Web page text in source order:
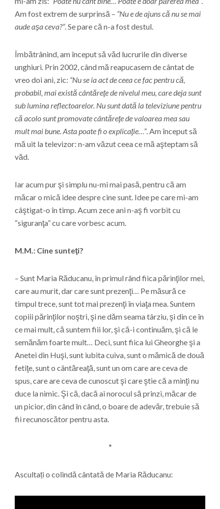
Am fost extrem de surprinsă – “Nu e de ajuns că nu se mai
aude aşa ceva?”. Se pare că n-a fost destul.
Îmbătrânind, am început să văd lucrurile din diverse
unghiuri. Prin 2002, când mă reapucasem de cântat de
vreo doi ani, zic: “Nu se ia act de ceea ce fac pentru că,
probabil, mai există cântăreţe de nivelul meu, care deja sunt
sub lumina reflectoarelor. Nu sunt dată la televiziune pentru
că acolo sunt promovate cântăreţe de valoarea mea sau
mult mai bune. Asta poate fi o explicaţie…”. Am început să
mă uit la televizor: n-am văzut ceea ce mă aşteptam să
văd.
Iar acum pur şi simplu nu-mi mai pasă, pentru că am
măcar o mică idee despre cine sunt. Idee pe care mi-am
câştigat-o în timp. Acum zece ani n-aş fi vorbit cu
“siguranţa” cu care vorbesc acum.
M.M.: Cine sunteţi?
– Sunt Maria Răducanu, în primul rând fiica părinţilor mei,
care au murit, dar care sunt prezenţi… Pe măsură ce
timpul trece, sunt tot mai prezenţi în viaţa mea. Suntem
copiii părinţilor noştri, şi ne dăm seama târziu, şi din ce în
ce mai mult, că suntem fiii lor, şi că-i continuăm, şi că le
semănăm foarte mult… Deci, sunt fiica lui Gheorghe şi a
Anetei din Huşi, sunt iubita cuiva, sunt o mămică de două
fetiţe, sunt o cântăreaţă, sunt un om care are ceva de
spus, care are ceva de cunoscut şi care ştie că a minţi nu
duce la nimic. Şi că, dacă ai norocul să prinzi, măcar de
un picior, din când în când, o boare de adevăr, trebuie să
fii recunoscător pentru asta.
*
Ascultați o colindă cântată de Maria Răducanu: